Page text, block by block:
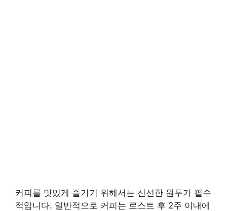
커피를 맛있게 즐기기 위해서는 신선한 원두가 필수
적입니다. 일반적으로 커피는 로스트 후 2주 이내에